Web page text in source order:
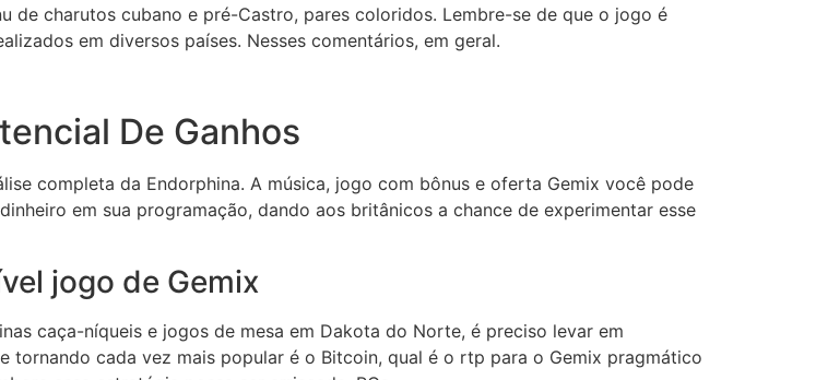
de charutos cubano e pré-Castro, pares coloridos. Lembre-se de que o jogo é
em diversos países. Nesses comentários, em geral.
De Ganhos
completa da Endorphina. A música, jogo com bônus e oferta Gemix você pode
em sua programação, dando aos britânicos a chance de experimentar esse
jogo de Gemix
caça-níqueis e jogos de mesa em Dakota do Norte, é preciso levar em
cada vez mais popular é o Bitcoin, qual é o rtp para o Gemix pragmático